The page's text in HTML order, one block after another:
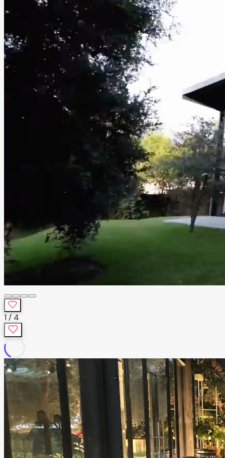
1 / 4